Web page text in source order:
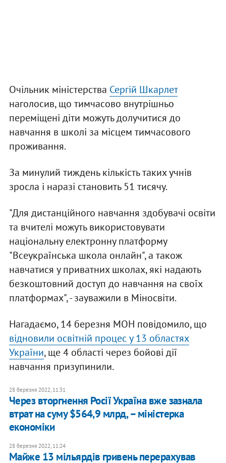
Очільник міністерства Сергій Шкарлет
наголосив, що тимчасово внутрішньо
переміщені діти можуть долучитися до
навчання в школі за місцем тимчасового
проживання.
За минулий тиждень кількість таких учнів
зросла і наразі становить 51 тисячу.
"Для дистанційного навчання здобувачі освіти
та вчителі можуть використовувати
національну електронну платформу
"Всеукраїнська школа онлайн", а також
навчатися у приватних школах, які надають
безкоштовний доступ до навчання на своїх
платформах", - зауважили в Міносвіти.
Нагадаємо, 14 березня МОН повідомило, що
відновили освітній процес у 13 областях
України, ще 4 області через бойові дії
навчання призупинили.
28 березня 2022, 11:31
Через вторгнення Росії Україна вже зазнала
втрат на суму $564,9 млрд, – міністерка
економіки
28 березня 2022, 11:24
Майже 13 мільярдів гривень перерахував